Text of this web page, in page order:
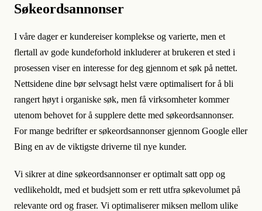
Søkeordsannonser
I våre dager er kundereiser komplekse og varierte, men et
flertall av gode kundeforhold inkluderer at brukeren et sted i
prosessen viser en interesse for deg gjennom et søk på nettet.
Nettsidene dine bør selvsagt helst være optimalisert for å bli
rangert høyt i organiske søk, men få virksomheter kommer
utenom behovet for å supplere dette med søkeordsannonser.
For mange bedrifter er søkeordsannonser gjennom Google eller
Bing en av de viktigste driverne til nye kunder.
Vi sikrer at dine søkeordsannonser er optimalt satt opp og
vedlikeholdt, med et budsjett som er rett utfra søkevolumet på
relevante ord og fraser. Vi optimaliserer miksen mellom ulike